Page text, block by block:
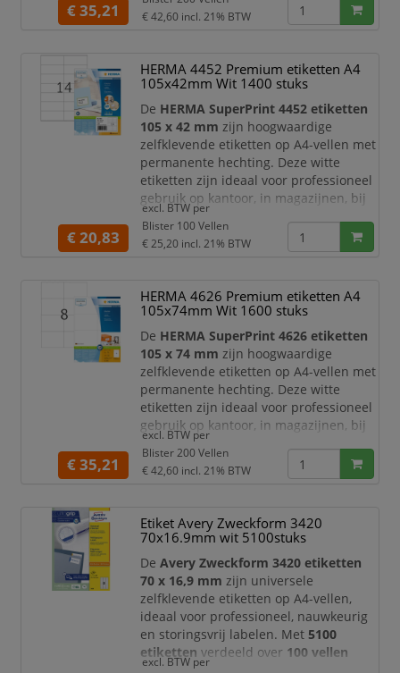
en productlabeling. Dankzij het
compacte formaat zijn ze zeer geschikt
artikelcodes, prijsetiketten,
dossierlabels, voorraadlabels en
€ 35,21
€ 42,60 incl. 21% BTW
HERMA 4452 Premium etiketten A4
105x42mm Wit 1400 stuks
De HERMA SuperPrint 4452 etiketten
105 x 42 mm zijn hoogwaardige
zelfklevende etiketten op A4-vellen met
permanente hechting. Deze witte
etiketten zijn ideaal voor professioneel
gebruik op kantoor, in magazijnen, bij
verzending, archivering, administratie
en productlabeling. Dankzij het
praktische formaat van 105 x 42 mm
verzendetiketten, productlabels,
barcode-etiketten, dossierlabels en
€ 20,83
excl. BTW per
Blister 100 Vellen
€ 25,20 incl. 21% BTW
HERMA 4626 Premium etiketten A4
105x74mm Wit 1600 stuks
De HERMA SuperPrint 4626 etiketten
105 x 74 mm zijn hoogwaardige
zelfklevende etiketten op A4-vellen met
permanente hechting. Deze witte
etiketten zijn ideaal voor professioneel
gebruik op kantoor, in magazijnen, bij
verzending, archivering,
productlabeling en administratieve
toepassingen. Met
1600 etiketten
over een ruime voorraad voor dagelijks
en intensief labelgebruik.
Dankzij het formaat van1
€ 35,21
excl. BTW per
Blister 200 Vellen
€ 42,60 incl. 21% BTW
Etiket Avery Zweckform 3420
70x16.9mm wit 5100stuks
DeAvery Zweckform 3420 etiketten
70 x 16,9 mm zijn universele
zelfklevende etiketten op A4-vellen,
ideaal voor professioneel, nauwkeurig
en storingsvrij labelen. Met5100
etiketten verdeeld over 100 vellen
excl. BTW per